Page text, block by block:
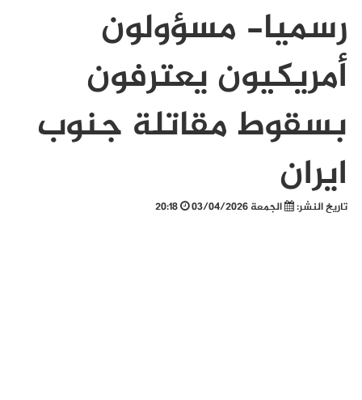
رسميا- مسؤولون
أمريكيون يعترفون
بسقوط مقاتلة جنوب
ايران
تاريخ النشر: الجمعة 03/04/2026